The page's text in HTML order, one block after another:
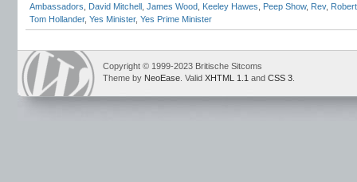
Ambassadors
David Mitchell James Wood Keeley Hawes Peep Show, Rev,
Tom Hollander, Yes Minister, Yes Prime Minister
Copyright © 1999-2023 Britische Sitcoms
Theme by NeoEase . Valid XHTML 1.1 and CSS 3